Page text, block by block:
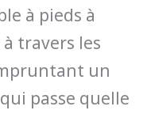
à pieds à
travers les
un
passe quelle